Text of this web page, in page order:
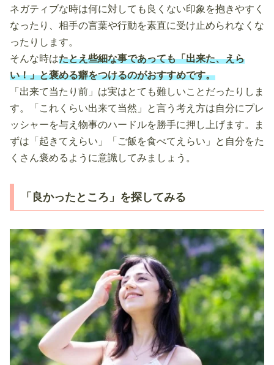
ネガティブな時は何に対しても良くない印象を抱きやすく
なったり、相手の言葉や行動を素直に受け止められなくな
ったりします。
そんな時はたとえ些細な事であっても「出来た、えら
い！」と褒める癖をつけるのがおすすめです。
「出来て当たり前」は実はとても難しいことだったりしま
す。「これくらい出来て当然」と言う考え方は自分にプレ
ッシャーを与え物事のハードルを勝手に押し上げます。ま
ずは「起きてえらい」「ご飯を食べてえらい」と自分をた
くさん褒めるように意識してみましょう。
「良かったところ」を探してみる